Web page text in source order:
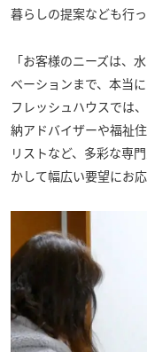
暮らしの提案なども行っ
「お客様のニーズは、
ベーションまで、本当に
フレッシュハウスでは
納アドバイザーや福祉
リストなど、多彩な専
かして幅広い要望にお